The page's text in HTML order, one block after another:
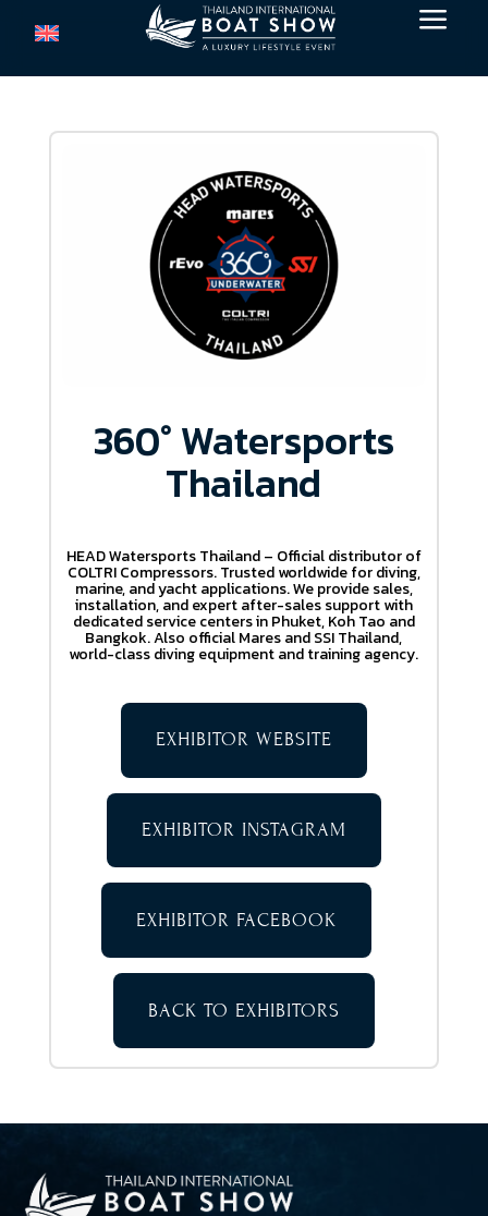
a
360° Watersports
Thailand
HEAD Watersports Thailand – Official distributor of
COLTRI Compressors. Trusted worldwide for diving,
marine, and yacht applications. We provide sales,
installation, and expert after-sales support with
dedicated service centers in Phuket, Koh Tao and
Bangkok. Also official Mares and SSI Thailand,
world-class diving equipment and training agency.
EXHIBITOR WEBSITE
EXHIBITOR INSTAGRAM
EXHIBITOR FACEBOOK
BACK TO EXHIBITORS